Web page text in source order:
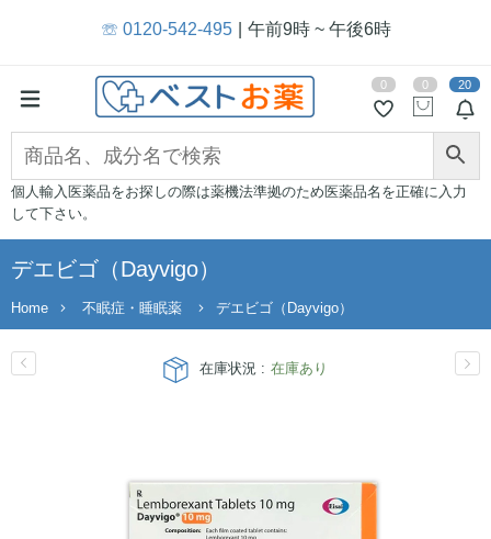
☏ 0120-542-495 午前9時 ~ 午後6時
20
0 0
個人輸入医薬品をお探しの際は薬機法準拠のため医薬品名を正確に入力
して下さい。
デエビゴ（Dayvigo）
Home 不眠症・睡眠薬 デエビゴ（Dayvigo）
在庫状況 : 在庫あり